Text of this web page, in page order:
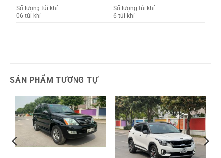
Số lượng túi khí
06 túi khí
Số lượng túi khí
6 túi khí
SẢN PHẨM TƯƠNG TỰ